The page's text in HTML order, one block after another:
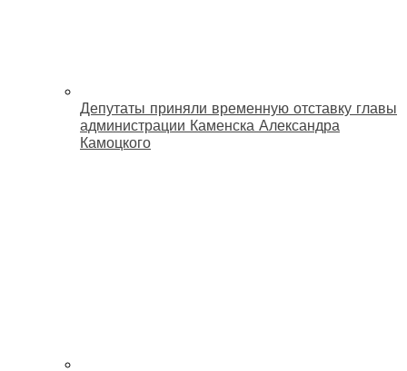
Депутаты приняли временную отставку главы
администрации Каменска Александра
Камоцкого